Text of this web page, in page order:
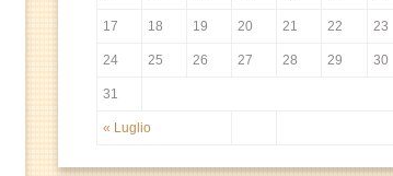
« Luglio
17 18 19 20 21 22 23
24 25 26 27 28 29 30
31